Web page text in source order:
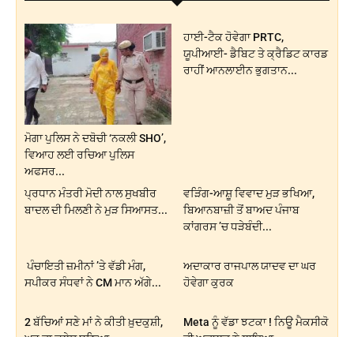
ਮੋਗਾ ਪੁਲਿਸ ਨੇ ਦਬੋਚੀ ‘ਨਕਲੀ SHO’,
ਵਿਆਹ ਲਈ ਰਚਿਆ ਪੁਲਿਸ
ਅਫਸਰ...
ਹਾਈ-ਟੈਕ ਹੋਵੇਗਾ PRTC,
ਯੂਪੀਆਈ- ਡੈਬਿਟ ਤੇ ਕ੍ਰੈਡਿਟ ਕਾਰਡ
ਰਾਹੀਂ ਆਨਲਾਈਨ ਭੁਗਤਾਨ...
ਪ੍ਰਧਾਨ ਮੰਤਰੀ ਮੋਦੀ ਨਾਲ ਸੁਖਬੀਰ
ਬਾਦਲ ਦੀ ਮਿਲਣੀ ਨੇ ਮੁੜ ਸਿਆਸਤ...
ਵੜਿੰਗ-ਆਸ਼ੂ ਵਿਵਾਦ ਮੁੜ ਭਖਿਆ,
ਬਿਆਨਬਾਜ਼ੀ ਤੋਂ ਬਾਅਦ ਪੰਜਾਬ
ਕਾਂਗਰਸ ’ਚ ਧੜੇਬੰਦੀ...
ਪੰਚਾਇਤੀ ਜ਼ਮੀਨਾਂ ’ਤੇ ਵੱਡੀ ਮੰਗ,
ਸਪੀਕਰ ਸੰਧਵਾਂ ਨੇ CM ਮਾਨ ਅੱਗੇ...
ਅਦਾਕਾਰ ਰਾਜਪਾਲ ਯਾਦਵ ਦਾ ਘਰ
ਹੋਵੇਗਾ ਕੁਰਕ
2 ਬੱਚਿਆਂ ਸਣੇ ਮਾਂ ਨੇ ਕੀਤੀ ਖ਼ੁਦਕੁਸ਼ੀ,
Meta ਨੂੰ ਵੱਡਾ ਝਟਕਾ ! ਨਿਊ ਮੈਕਸੀਕੋ